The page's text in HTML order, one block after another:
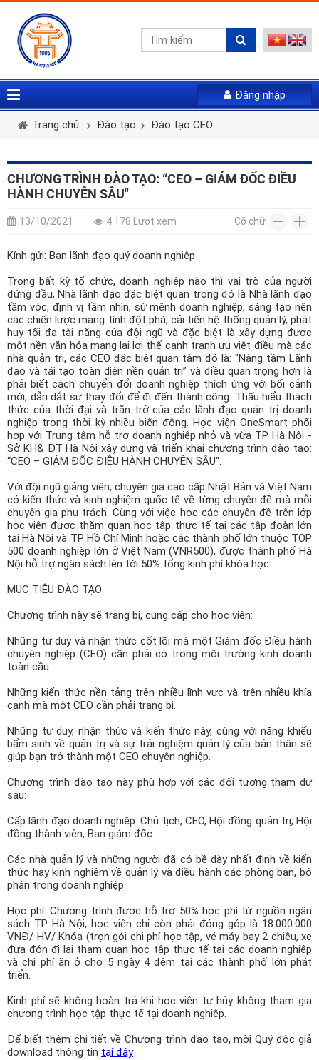
Tên tài khoản *
Mật khẩu *
ĐĂNG NHẬP
Quên mật khẩu
Vui lòng gửi mail. Chúng tôi sẽ gửi link khởi tạo mật
khẩu mới qua email của bạn
LẤY LẠI MẬT KHẨU
Họ và tên * Giới tính *
Email * Điện thoại *
Tài khoản *
Mật khẩu *
Công ty *
Chức vụ *
Lĩnh vực hoạt động *
Lời giới thiệu ngắn
ĐĂNG KÝ HỘI VIÊN
Các ô có dấu * cần điền đầy đủ thông tin
Đăng nhập
Trang chủ Đào tạo Đào tạo CEO
CHƯƠNG TRÌNH ĐÀO TẠO: “CEO – GIÁM ĐỐC ĐIỀU
HÀNH CHUYÊN SÂU"
13/10/2021 4.178 Lượt xem Cỡ chữ
Kính gửi: Ban lãnh đạo quý doanh nghiệp
Trong bất kỳ tổ chức, doanh nghiệp nào thì vai trò của người
đứng đầu, Nhà lãnh đạo đặc biệt quan trọng đó là Nhà lãnh đạo
tầm vóc, định vị tầm nhìn, sứ mệnh doanh nghiệp, sáng tạo nên
các chiến lược mang tính đột phá, cải tiến hệ thống quản lý, phát
huy tối đa tài năng của đội ngũ và đặc biệt là xây dựng được
một nền văn hóa mang lại lợi thế cạnh tranh ưu việt điều mà các
nhà quản trị, các CEO đặc biệt quan tâm đó là: "Nâng tầm Lãnh
đạo và tái tạo toàn diện nền quản trị” và điều quan trọng hơn là
phải biết cách chuyển đổi doanh nghiệp thích ứng với bối cảnh
mới, dẫn dắt sự thay đổi để đi đến thành công. Thấu hiểu thách
thức của thời đại và trăn trở của các lãnh đạo quản trị doanh
nghiệp trong thời kỳ nhiều biến động. Học viện OneSmart phối
hợp với Trung tâm hỗ trợ doanh nghiệp nhỏ và vừa TP Hà Nội -
Sở KH& ĐT Hà Nội xây dựng và triển khai chương trình đào tạo:
“CEO – GIÁM ĐỐC ĐIỀU HÀNH CHUYÊN SÂU".
Với đội ngũ giảng viên, chuyên gia cao cấp Nhật Bản và Việt Nam
có kiến thức và kinh nghiệm quốc tế về từng chuyên đề mà mỗi
chuyên gia phụ trách. Cùng với việc học các chuyên đề trên lớp
học viên được thăm quan học tập thực tế tại các tập đoàn lớn
tại Hà Nội và TP Hồ Chí Minh hoặc các thành phố lớn thuộc TOP
500 doanh nghiệp lớn ở Việt Nam (VNR500), được thành phố Hà
Nội hỗ trợ ngân sách lên tới 50% tổng kinh phí khóa học.
MỤC TIÊU ĐÀO TẠO
Chương trình này sẽ trang bị, cung cấp cho học viên:
Những tư duy và nhận thức cốt lõi mà một Giám đốc Điều hành
chuyên nghiệp (CEO) cần phải có trong môi trường kinh doanh
toàn cầu.
Những kiến thức nền tảng trên nhiều lĩnh vực và trên nhiều khía
cạnh mà một CEO cần phải trang bị.
Những tư duy, nhận thức và kiến thức này, cùng với năng khiếu
bẩm sinh về quản trị và sự trải nghiệm quản lý của bản thân sẽ
giúp bạn trở thành một CEO chuyên nghiệp.
Chương trình đào tạo này phù hợp với các đối tượng tham dự
sau:
Cấp lãnh đạo doanh nghiệp: Chủ tịch, CEO, Hội đồng quản trị, Hội
đồng thành viên, Ban giám đốc...
Các nhà quản lý và những người đã có bề dày nhất định về kiến
thức hay kinh nghiệm về quản lý và điều hành các phòng ban, bộ
phận trong doanh nghiệp.
Học phí: Chương trình được hỗ trợ 50% học phí từ nguồn ngân
sách TP Hà Nội, học viên chỉ còn phải đóng góp là 18.000.000
VNĐ/ HV/ Khóa (trọn gói chi phí học tập, vé máy bay 2 chiều, xe
đưa đón đi lại tham quan học tập thực tế tại các doanh nghiệp
và chi phí ăn ở cho 5 ngày 4 đêm tại các thành phố lớn phát
triển.
Kinh phí sẽ không hoàn trả khi học viên tự hủy không tham gia
chương trình học tập thực tế tại doanh nghiệp.
Để biết thêm chi tiết về Chương trình đạo tạo, mời Quý độc giả
download thông tin tại đây